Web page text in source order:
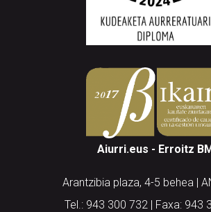
Aiurri.eus - Erroitz
Arantzibia plaza, 4-5 behea |
Tel.: 943 300 732 | Faxa: 943